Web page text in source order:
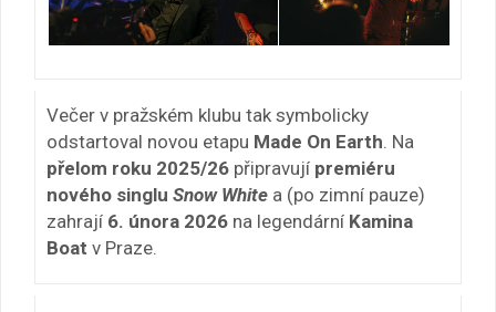
Večer v pražském klubu tak symbolicky
odstartoval novou etapu Made On Earth . Na
přelom roku 2025/26 připravují premiéru
nového singlu Snow White a (po zimní pauze)
zahrají 6. února 2026 na legendární Kamina
Boat v Praze.